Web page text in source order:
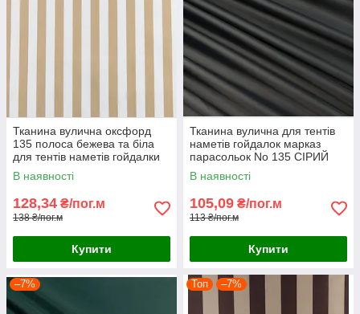
Тканина вулична оксфорд
135 полоса бежева та біла
для тентів наметів гойдалки
маркиз парасольок
В наявності
128,34 ₴/пог.м
138 ₴/пог.м
Купити
Тканина вулична для тентів
наметів гойдалок марказ
парасольок No 135 СІРИЙ
В наявності
105,09 ₴/пог.м
113 ₴/пог.м
Купити
–7% Топ –7%